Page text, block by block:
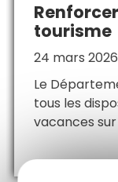
tourisme
24 mars 2026
Le
tous les
vacances